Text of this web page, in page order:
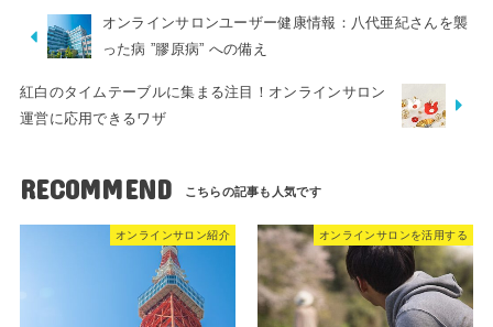
オンラインサロンユーザー健康情報：八代亜紀さんを襲
った病 ”膠原病” への備え
紅白のタイムテーブルに集まる注目！オンラインサロン
運営に応用できるワザ
RECOMMEND
オンラインサロン紹介 オンラインサロンを活用する